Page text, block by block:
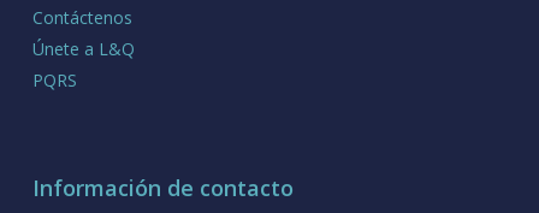
Contáctenos
Únete a L&Q
PQRS
Información de contacto